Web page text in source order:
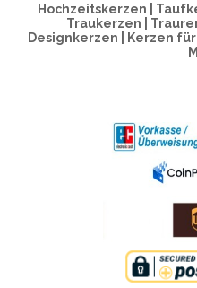
Hochzeitskerzen |
Traukerzen |
Designkerzen | Kerzen